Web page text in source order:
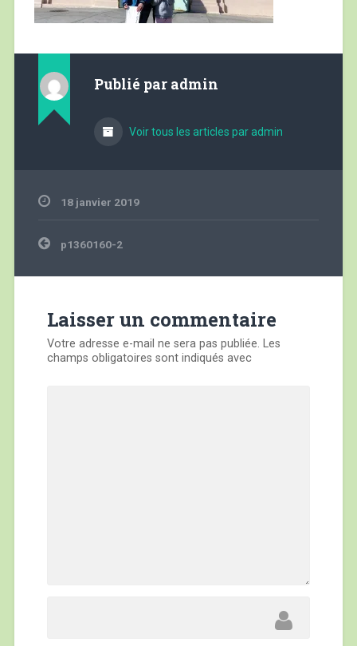
Publié par admin
Voir tous les articles par admin
18 janvier 2019
Navigation
de
p1360160-2
Laisser un commentaire
Votre adresse e-mail ne sera pas publiée. Les
champs obligatoires sont indiqués avec